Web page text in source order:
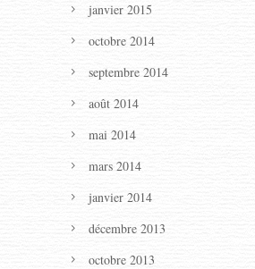
janvier 2015
octobre 2014
septembre 2014
août 2014
mai 2014
mars 2014
janvier 2014
décembre 2013
octobre 2013